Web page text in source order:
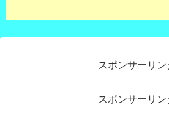
スポンサーリン
スポンサーリン